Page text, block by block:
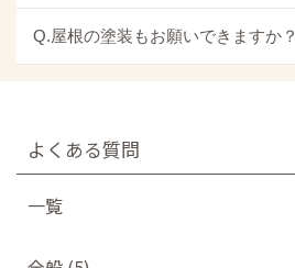
Q.屋根の塗装もお願いできますか？
よくある質問
一覧